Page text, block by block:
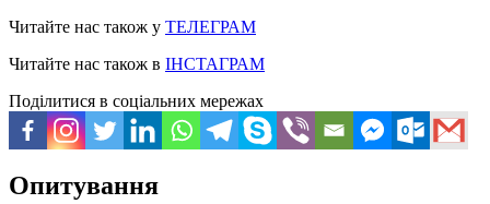
Читайте нас також у ТЕЛЕГРАМ
Читайте нас також в ІНСТАГРАМ
Поділитися в соціальних мережах
Опитування